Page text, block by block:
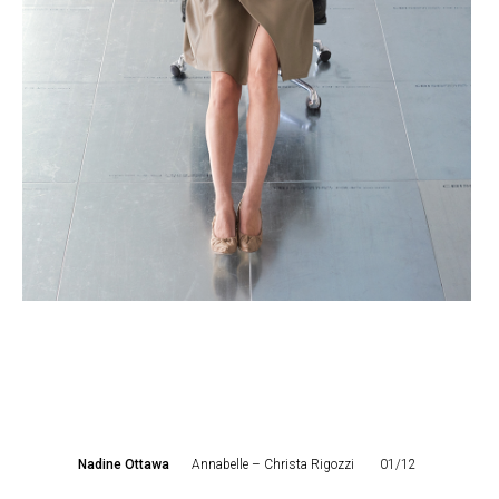
Nadine Ottawa Annabelle – Christa Rigozzi 01/12